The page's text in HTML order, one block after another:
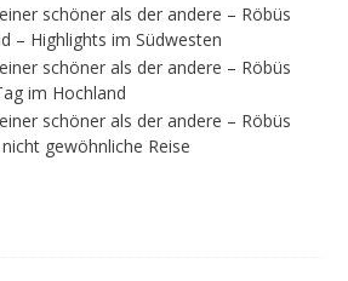
schöner als der andere – Röbüs
– Highlights im Südwesten
schöner als der andere – Röbüs
im Hochland
schöner als der andere – Röbüs
nicht gewöhnliche Reise